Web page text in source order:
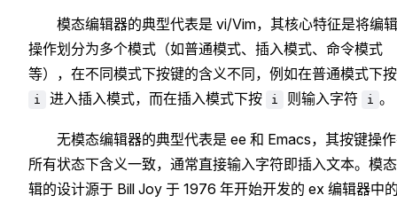
模态编辑器的典型代表是 vi/Vim，其核心特征是将编辑
操作划分为多个模式（如普通模式、插入模式、命令模式
等），在不同模式下按键的含义不同，例如在普通模式下按
i 进入插入模式，而在插入模式下按 i 则输入字符 i 。
无模态编辑器的典型代表是 ee 和 Emacs，其按键操
所有状态下含义一致，通常直接输入字符即插入文本。模
辑的设计源于 Bill Joy 于 1976 年开始开发的 ex 编辑器中